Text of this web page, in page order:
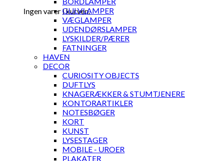
Ingen varer i kurven.
GULVLAMPER
VÆGLAMPER
UDENDØRSLAMPER
LYSKILDER/PÆRER
FATNINGER
HAVEN
DECOR
CURIOSITY OBJECTS
DUFTLYS
KNAGERÆKKER & STUMTJENERE
KONTORARTIKLER
NOTESBØGER
KORT
KUNST
LYSESTAGER
MOBILE - UROER
PLAKATER